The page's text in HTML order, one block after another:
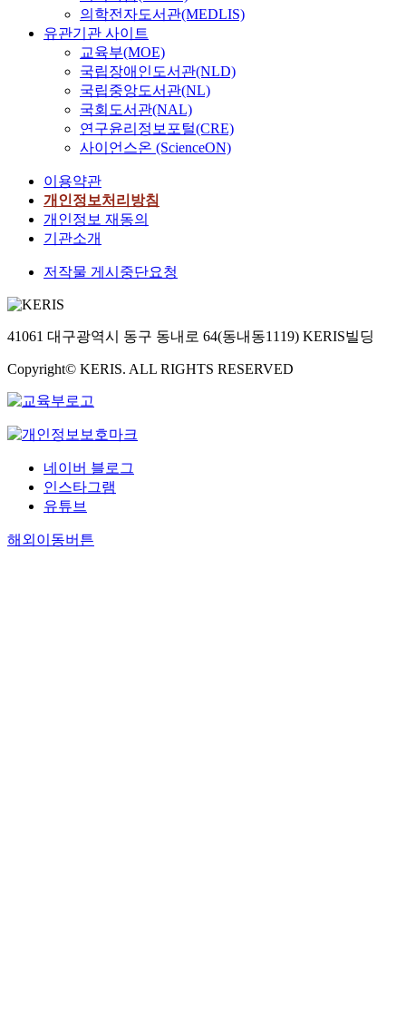
의학전자도서관(MEDLIS)
유관기관 사이트
교육부(MOE)
국립장애인도서관(NLD)
국립중앙도서관(NL)
국회도서관(NAL)
연구윤리정보포털(CRE)
사이언스온 (ScienceON)
이용약관
개인정보처리방침
개인정보 재동의
기관소개
저작물 게시중단요청
41061 대구광역시 동구 동내로 64(동내동1119) KERIS빌딩
Copyright© KERIS. ALL RIGHTS RESERVED
네이버 블로그
인스타그램
유튜브
해외이동버튼